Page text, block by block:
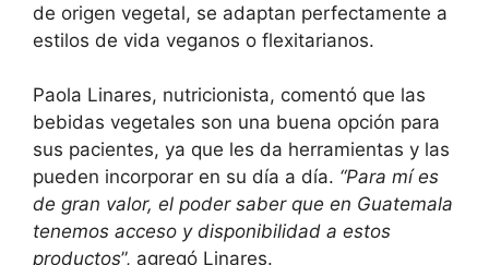
de origen vegetal, se adaptan perfectamente a
estilos de vida veganos o flexitarianos.
Paola Linares, nutricionista, comentó que las
bebidas vegetales son una buena opción para
sus pacientes, ya que les da herramientas y las
pueden incorporar en su día a día. “Para mí es
de gran valor, el poder saber que en Guatemala
tenemos acceso y disponibilidad a estos
productos”, agregó Linares.